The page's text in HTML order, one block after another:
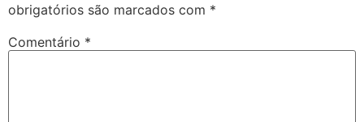
obrigatórios são marcados com *
Comentário *